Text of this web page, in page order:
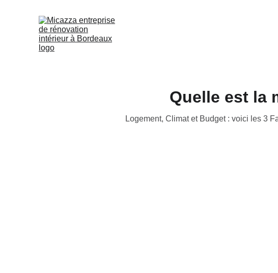
Quelle est la
Logement, Climat et Budget : voici les 3